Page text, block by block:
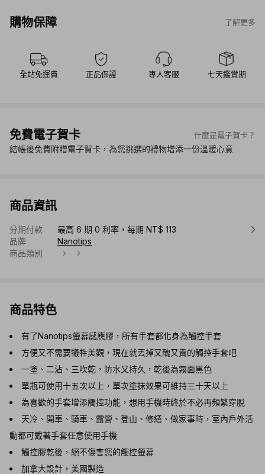
購物保障 了解更多
全站免運費 正品保證 專人客服 七天鑑賞期
免費電子賀卡 什麼是電子賀卡？
結帳後免費附贈電子賀卡，為您挑選的禮物增添一份溫暖心意
商品資訊
分期付款
最高 6 期 0 利率，每期 NT$ 113
品牌
Nanotips
商品類別
商品特色
有了Nanotips螢幕感應膠，所有手套都化身為觸控手套
方便又不需要犧牲美觀，現在就丟掉又醜又貴的觸控手套吧
一塗、二沾、三吹乾，防水又持久，乾後為霧面黑色
單瓶可使用十五次以上，單次塗抹效果可維持三十天以上
為喜歡的手套增添觸控功能，想用手機時終於不必再頻繁穿脫
天冷、開車、騎車、露營、登山、修繕、做家事時，室內戶外活
動都可戴著手套任意使用手機
觸控膠乾後，絕不傷害您的觸控螢幕
加拿大設計，美國製造